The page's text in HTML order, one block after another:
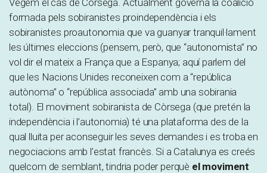
formada pels sobiranistes proindependència i els
sobiranistes proautonomia que va guanyar tranquil·lament
les últimes eleccions (pensem, però, que “autonomista” no
vol dir el mateix a França que a Espanya; aquí parlem del
que les Nacions Unides reconeixen com a “república
autònoma” o “república associada” amb una sobirania
total). El moviment sobiranista de Còrsega (que pretén la
independència i l’autonomia) té una plataforma des de la
qual lluita per aconseguir les seves demandes i es troba en
negociacions amb l’estat francès. Si a Catalunya es creés
quelcom de semblant, tindria poder perquè el moviment